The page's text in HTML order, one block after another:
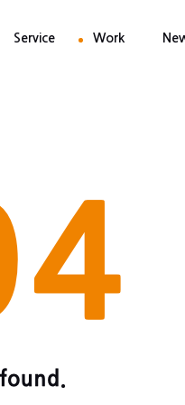
Service Work